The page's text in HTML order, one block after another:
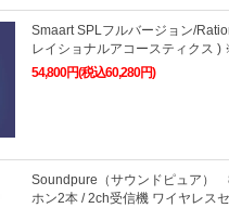
Smaart SPLフルバージョン/
レイショナルアコースティクス
54,800円(税込60,280円)
Soundpure（サウンドピュア）
ホン2本 / 2ch受信機 ワイヤレス